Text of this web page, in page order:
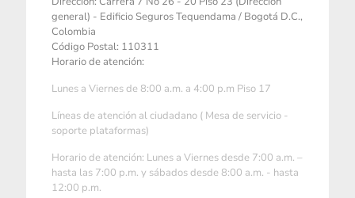
general) - Edificio Seguros Tequendama / Bogotá D.C.,
Colombia
Código Postal: 110311
Horario de atención:
Lunes a Viernes de 8:00 a.m. a 4:00 p.m Piso 17
Líneas de atención al ciudadano ( Mesa de servicio -
soporte plataformas)
Horario de atención: Lunes a Viernes desde 7:00 a.m. –
hasta las 7:00 p.m. y sábados desde 8:00 a.m. - hasta
12:00 p.m.